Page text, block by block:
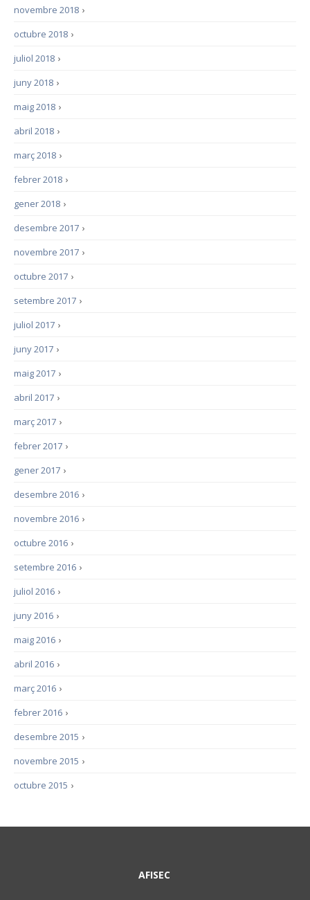
›
novembre 2018
›
octubre 2018
›
juliol 2018
›
juny 2018
›
maig 2018
›
abril 2018
›
març 2018
›
febrer 2018
›
gener 2018
›
desembre 2017
›
novembre 2017
›
octubre 2017
›
setembre 2017
›
juliol 2017
›
juny 2017
›
maig 2017
›
abril 2017
›
març 2017
›
febrer 2017
›
gener 2017
›
desembre 2016
›
novembre 2016
›
octubre 2016
›
setembre 2016
›
juliol 2016
›
juny 2016
›
maig 2016
›
abril 2016
›
març 2016
›
febrer 2016
›
desembre 2015
›
novembre 2015
›
octubre 2015
AFISEC